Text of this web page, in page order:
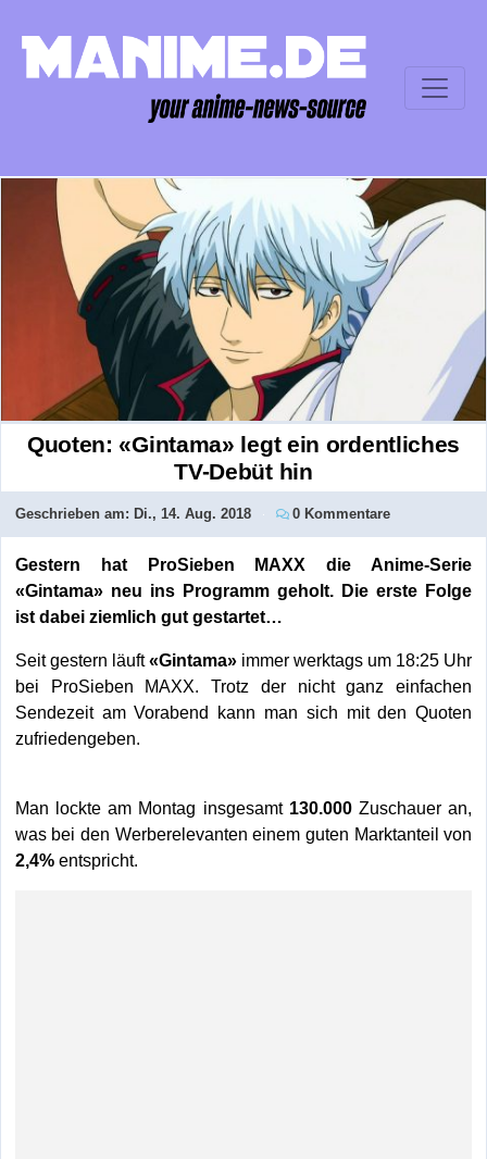
Quoten: «Gintama» legt ein ordentliches
TV-Debüt hin
Geschrieben am: Di., 14. Aug. 2018 0 Kommentare
Gestern hat ProSieben MAXX die Anime-Serie
«Gintama» neu ins Programm geholt. Die erste Folge
ist dabei ziemlich gut gestartet…
Seit gestern läuft«Gintama»immer werktags um 18:25 Uhr
bei ProSieben MAXX. Trotz der nicht ganz einfachen
Sendezeit am Vorabend kann man sich mit den Quoten
zufriedengeben.
Man lockte am Montag insgesamt130.000Zuschauer an,
was bei den Werberelevanten einem guten Marktanteil von
2,4% entspricht.